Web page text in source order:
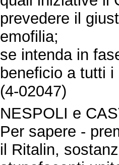
prevedere il
emofilia;
se intenda in
beneficio a tutti
(4-02047)
NESPOLI e
Per sapere -
il Ritalin,